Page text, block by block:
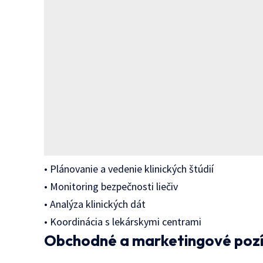
• Plánovanie a vedenie klinických štúdií
• Monitoring bezpečnosti liečiv
• Analýza klinických dát
• Koordinácia s lekárskymi centrami
Obchodné a marketingové